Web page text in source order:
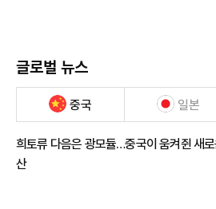
글로벌 뉴스
중국 일본
희토류 다음은 광모듈…중국이 움켜쥔 새
산